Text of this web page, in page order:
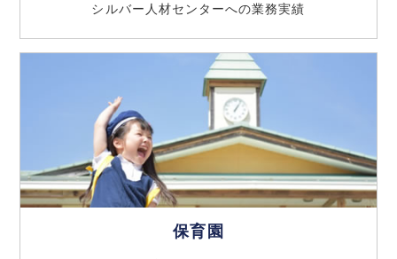
シルバー人材センターへの業務実績
保育園